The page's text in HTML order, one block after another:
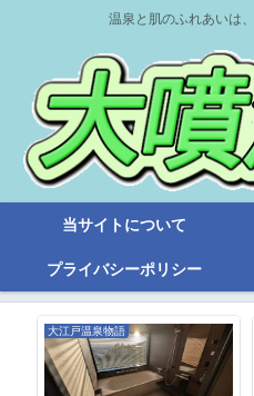
温泉と肌のふれあいは
当サイトについて
プライバシーポリシー
大江戸温泉物語